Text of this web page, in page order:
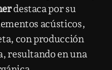
destaca por su
acústicos,
con producción
resultando en una